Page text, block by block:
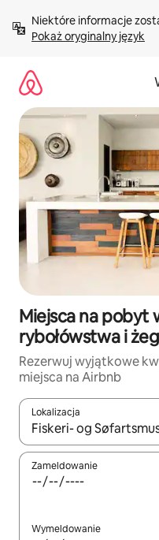
treści Pokaż oryginalny język
Miejsca na pobyt
rybołówstwa i
Rezerwuj wyjątkowe
miejsca na Airbnb
Lokalizacja
Gdy wyniki będą
Zameldowanie
Wymeldowanie